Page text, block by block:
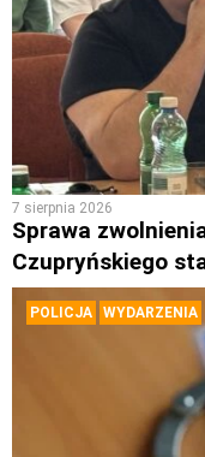
7 sierpnia 2026
Sprawa
Czupryńskiego
POLICJA WYDARZENIA